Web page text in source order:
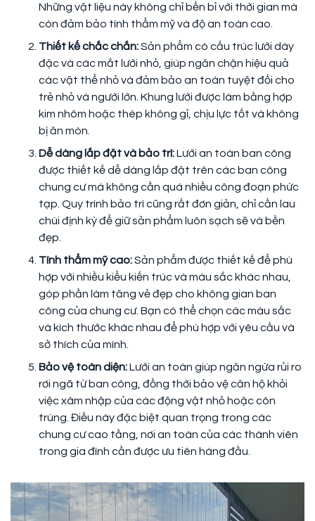
Những vật liệu này không chỉ bền bỉ với thời gian mà
còn đảm bảo tính thẩm mỹ và độ an toàn cao.
Thiết kế chắc chắn:Sản phẩm có cấu trúc lưới dày
đặc và các mắt lưới nhỏ, giúp ngăn chặn hiệu quả
các vật thể nhỏ và đảm bảo an toàn tuyệt đối cho
trẻ nhỏ và người lớn. Khung lưới được làm bằng hợp
kim nhôm hoặc thép không gỉ, chịu lực tốt và không
bị ăn mòn.
Dễ dàng lắp đặt và bảo trì:Lưới an toàn ban công
được thiết kế dễ dàng lắp đặt trên các ban công
chung cư mà không cần quá nhiều công đoạn phức
tạp. Quy trình bảo trì cũng rất đơn giản, chỉ cần lau
chùi định kỳ để giữ sản phẩm luôn sạch sẽ và bền
đẹp.
Tính thẩm mỹ cao:Sản phẩm được thiết kế để phù
hợp với nhiều kiểu kiến trúc và màu sắc khác nhau,
góp phần làm tăng vẻ đẹp cho không gian ban
công của chung cư. Bạn có thể chọn các màu sắc
và kích thước khác nhau để phù hợp với yêu cầu và
sở thích của mình.
Bảo vệ toàn diện:Lưới an toàn giúp ngăn ngừa rủi ro
rơi ngã từ ban công, đồng thời bảo vệ căn hộ khỏi
việc xâm nhập của các động vật nhỏ hoặc côn
trùng. Điều này đặc biệt quan trọng trong các
chung cư cao tầng, nơi an toàn của các thành viên
trong gia đình cần được ưu tiên hàng đầu.